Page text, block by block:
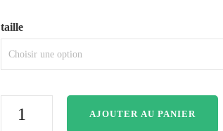
taille
AJOUTER AU PANIER